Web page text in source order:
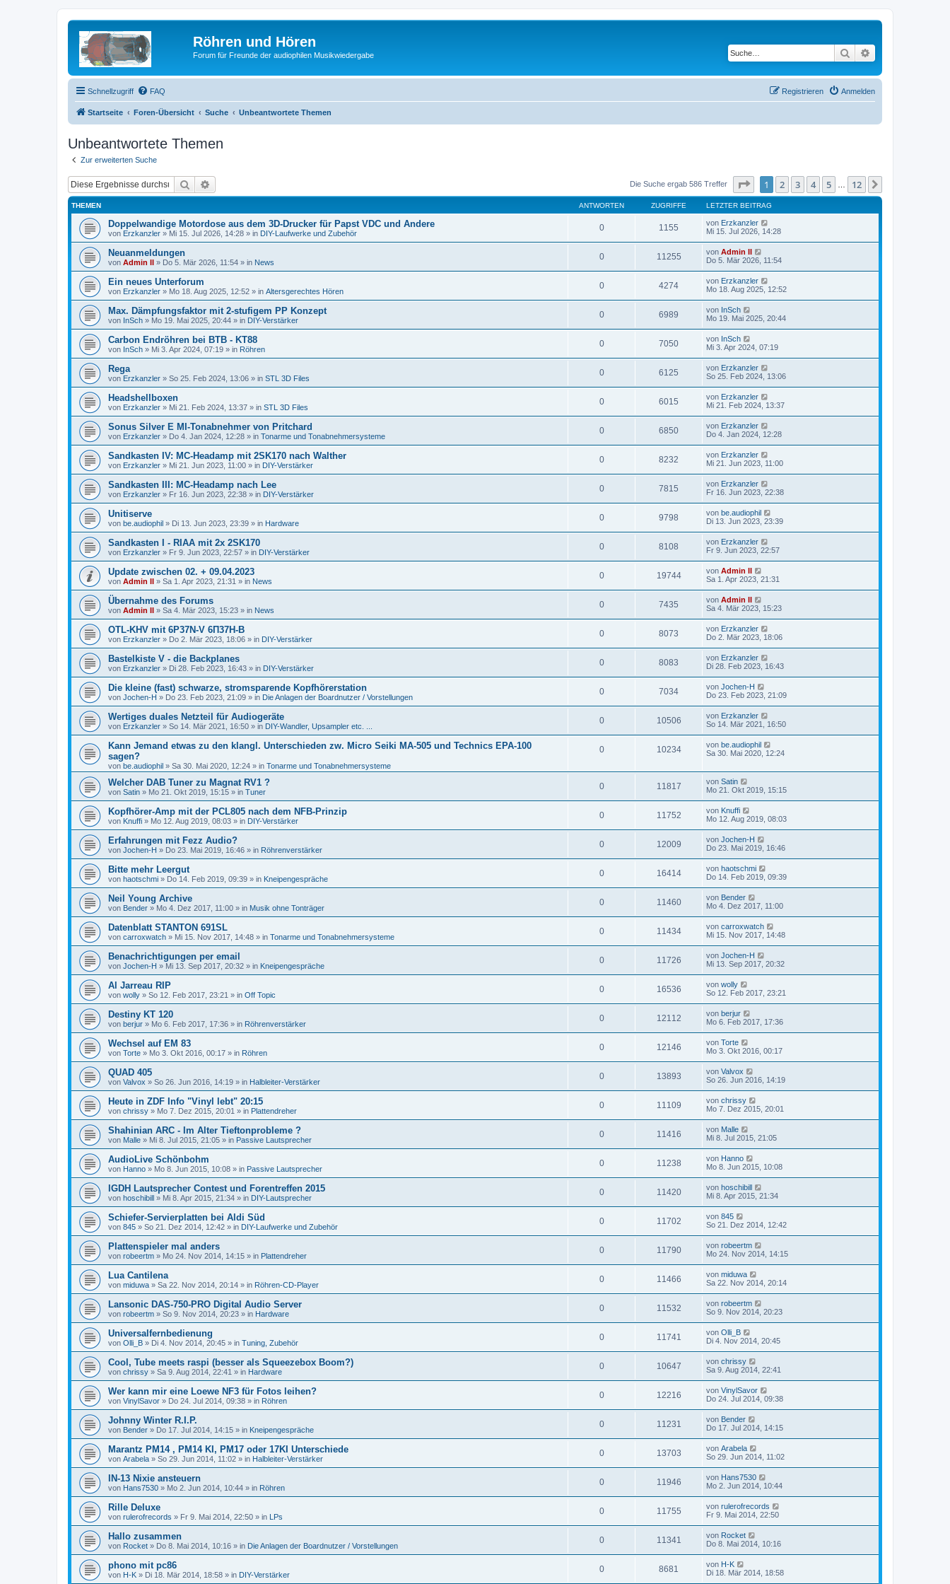
Röhren und Hören
Forum für Freunde der audiophilen Musikwiedergabe Suche
Schnellzugriff FAQ Anmelden
Registrieren
Startseite Foren-Übersicht Suche Unbeantwortete Themen
Unbeantwortete Themen
Zur erweiterten Suche
Suche Die Suche ergab 586 Treffer Seite von12
1 2 3 4 5 12
THEMEN ANTWORTEN ZUGRIFFE LETZTER BEITRAG
Doppelwandige Motordose aus dem 3D-Drucker für Papst VDC und Andere
von Erzkanzler » Mi 15. Jul 2026, 14:28 » in DIY-Laufwerke und Zubehör
0 1155 von Erzkanzler
Mi 15. Jul 2026, 14:28
Neuanmeldungen
von Admin II » Do 5. Mär 2026, 11:54 » in News
0 11255 von Admin II
Do 5. Mär 2026, 11:54
Ein neues Unterforum
von Erzkanzler » Mo 18. Aug 2025, 12:52 » in Altersgerechtes Hören
0 4274 von Erzkanzler
Mo 18. Aug 2025, 12:52
Max. Dämpfungsfaktor mit 2-stufigem PP Konzept
von InSch » Mo 19. Mai 2025, 20:44 » in DIY-Verstärker
0 6989 von InSch
Mo 19. Mai 2025, 20:44
Carbon Endröhren bei BTB - KT88
von InSch » Mi 3. Apr 2024, 07:19 » in Röhren
0 7050 von InSch
Mi 3. Apr 2024, 07:19
Rega
von Erzkanzler » So 25. Feb 2024, 13:06 » in STL 3D Files
0 6125 von Erzkanzler
So 25. Feb 2024, 13:06
Headshellboxen
von Erzkanzler » Mi 21. Feb 2024, 13:37 » in STL 3D Files
0 6015 von Erzkanzler
Mi 21. Feb 2024, 13:37
Sonus Silver E MI-Tonabnehmer von Pritchard
von Erzkanzler » Do 4. Jan 2024, 12:28 » in Tonarme und Tonabnehmersysteme
0 6850 von Erzkanzler
Do 4. Jan 2024, 12:28
Sandkasten IV: MC-Headamp mit 2SK170 nach Walther
von Erzkanzler » Mi 21. Jun 2023, 11:00 » in DIY-Verstärker
0 8232 von Erzkanzler
Mi 21. Jun 2023, 11:00
Sandkasten III: MC-Headamp nach Lee
von Erzkanzler » Fr 16. Jun 2023, 22:38 » in DIY-Verstärker
0 7815 von Erzkanzler
Fr 16. Jun 2023, 22:38
Unitiserve
von be.audiophil » Di 13. Jun 2023, 23:39 » in Hardware
0 9798 von be.audiophil
Di 13. Jun 2023, 23:39
Sandkasten I - RIAA mit 2x 2SK170
von Erzkanzler » Fr 9. Jun 2023, 22:57 » in DIY-Verstärker
0 8108 von Erzkanzler
Fr 9. Jun 2023, 22:57
Update zwischen 02. + 09.04.2023
von Admin II » Sa 1. Apr 2023, 21:31 » in News
0 19744 von Admin II
Sa 1. Apr 2023, 21:31
Übernahme des Forums
von Admin II » Sa 4. Mär 2023, 15:23 » in News
0 7435 von Admin II
Sa 4. Mär 2023, 15:23
OTL-KHV mit 6P37N-V 6П37Н-В
von Erzkanzler » Do 2. Mär 2023, 18:06 » in DIY-Verstärker
0 8073 von Erzkanzler
Do 2. Mär 2023, 18:06
Bastelkiste V - die Backplanes
von Erzkanzler » Di 28. Feb 2023, 16:43 » in DIY-Verstärker
0 8083 von Erzkanzler
Di 28. Feb 2023, 16:43
Die kleine (fast) schwarze, stromsparende Kopfhörerstation
von Jochen-H » Do 23. Feb 2023, 21:09 » in Die Anlagen der Boardnutzer / Vorstellungen
0 7034 von Jochen-H
Do 23. Feb 2023, 21:09
Wertiges duales Netzteil für Audiogeräte
von Erzkanzler » So 14. Mär 2021, 16:50 » in DIY-Wandler, Upsampler etc. ...
0 10506 von Erzkanzler
So 14. Mär 2021, 16:50
Kann Jemand etwas zu den klangl. Unterschieden zw. Micro Seiki MA-505 und Technics EPA-100
sagen?
von be.audiophil » Sa 30. Mai 2020, 12:24 » in Tonarme und Tonabnehmersysteme
0 10234 von be.audiophil
Sa 30. Mai 2020, 12:24
Welcher DAB Tuner zu Magnat RV1 ?
von Satin » Mo 21. Okt 2019, 15:15 » in Tuner
0 11817 von Satin
Mo 21. Okt 2019, 15:15
Kopfhörer-Amp mit der PCL805 nach dem NFB-Prinzip
von Knuffi » Mo 12. Aug 2019, 08:03 » in DIY-Verstärker
0 11752 von Knuffi
Mo 12. Aug 2019, 08:03
Erfahrungen mit Fezz Audio?
von Jochen-H » Do 23. Mai 2019, 16:46 » in Röhrenverstärker
0 12009 von Jochen-H
Do 23. Mai 2019, 16:46
Bitte mehr Leergut
von haotschmi » Do 14. Feb 2019, 09:39 » in Kneipengespräche
0 16414 von haotschmi
Do 14. Feb 2019, 09:39
Neil Young Archive
von Bender » Mo 4. Dez 2017, 11:00 » in Musik ohne Tonträger
0 11460 von Bender
Mo 4. Dez 2017, 11:00
Datenblatt STANTON 691SL
von carroxwatch » Mi 15. Nov 2017, 14:48 » in Tonarme und Tonabnehmersysteme
0 11434 von carroxwatch
Mi 15. Nov 2017, 14:48
Benachrichtigungen per email
von Jochen-H » Mi 13. Sep 2017, 20:32 » in Kneipengespräche
0 11726 von Jochen-H
Mi 13. Sep 2017, 20:32
Al Jarreau RIP
von wolly » So 12. Feb 2017, 23:21 » in Off Topic
0 16536 von wolly
So 12. Feb 2017, 23:21
Destiny KT 120
von berjur » Mo 6. Feb 2017, 17:36 » in Röhrenverstärker
0 12112 von berjur
Mo 6. Feb 2017, 17:36
Wechsel auf EM 83
von Torte » Mo 3. Okt 2016, 00:17 » in Röhren
0 12146 von Torte
Mo 3. Okt 2016, 00:17
QUAD 405
von Valvox » So 26. Jun 2016, 14:19 » in Halbleiter-Verstärker
0 13893 von Valvox
So 26. Jun 2016, 14:19
Heute in ZDF Info "Vinyl lebt" 20:15
von chrissy » Mo 7. Dez 2015, 20:01 » in Plattendreher
0 11109 von chrissy
Mo 7. Dez 2015, 20:01
Shahinian ARC - Im Alter Tieftonprobleme ?
von Malle » Mi 8. Jul 2015, 21:05 » in Passive Lautsprecher
0 11416 von Malle
Mi 8. Jul 2015, 21:05
AudioLive Schönbohm
von Hanno » Mo 8. Jun 2015, 10:08 » in Passive Lautsprecher
0 11238 von Hanno
Mo 8. Jun 2015, 10:08
IGDH Lautsprecher Contest und Forentreffen 2015
von hoschibill » Mi 8. Apr 2015, 21:34 » in DIY-Lautsprecher
0 11420 von hoschibill
Mi 8. Apr 2015, 21:34
Schiefer-Servierplatten bei Aldi Süd
von 845 » So 21. Dez 2014, 12:42 » in DIY-Laufwerke und Zubehör
0 11702 von 845
So 21. Dez 2014, 12:42
Plattenspieler mal anders
von robeertm » Mo 24. Nov 2014, 14:15 » in Plattendreher
0 11790 von robeertm
Mo 24. Nov 2014, 14:15
Lua Cantilena
von miduwa » Sa 22. Nov 2014, 20:14 » in Röhren-CD-Player
0 11466 von miduwa
Sa 22. Nov 2014, 20:14
Lansonic DAS-750-PRO Digital Audio Server
von robeertm » So 9. Nov 2014, 20:23 » in Hardware
0 11532 von robeertm
So 9. Nov 2014, 20:23
Universalfernbedienung
von Olli_B » Di 4. Nov 2014, 20:45 » in Tuning, Zubehör
0 11741 von Olli_B
Di 4. Nov 2014, 20:45
Cool, Tube meets raspi (besser als Squeezebox Boom?)
von chrissy » Sa 9. Aug 2014, 22:41 » in Hardware
0 10647 von chrissy
Sa 9. Aug 2014, 22:41
Wer kann mir eine Loewe NF3 für Fotos leihen?
von VinylSavor » Do 24. Jul 2014, 09:38 » in Röhren
0 12216 von VinylSavor
Do 24. Jul 2014, 09:38
Johnny Winter R.I.P.
von Bender » Do 17. Jul 2014, 14:15 » in Kneipengespräche
0 11231 von Bender
Do 17. Jul 2014, 14:15
Marantz PM14 , PM14 KI, PM17 oder 17KI Unterschiede
von Arabela » So 29. Jun 2014, 11:02 » in Halbleiter-Verstärker
0 13703 von Arabela
So 29. Jun 2014, 11:02
IN-13 Nixie ansteuern
von Hans7530 » Mo 2. Jun 2014, 10:44 » in Röhren
0 11946 von Hans7530
Mo 2. Jun 2014, 10:44
Rille Deluxe
von rulerofrecords » Fr 9. Mai 2014, 22:50 » in LPs
0 11755 von rulerofrecords
Fr 9. Mai 2014, 22:50
Hallo zusammen
von Rocket » Do 8. Mai 2014, 10:16 » in Die Anlagen der Boardnutzer / Vorstellungen
0 11341 von Rocket
Do 8. Mai 2014, 10:16
phono mit pc86
von H-K » Di 18. Mär 2014, 18:58 » in DIY-Verstärker
0 8681 von H-K
Di 18. Mär 2014, 18:58